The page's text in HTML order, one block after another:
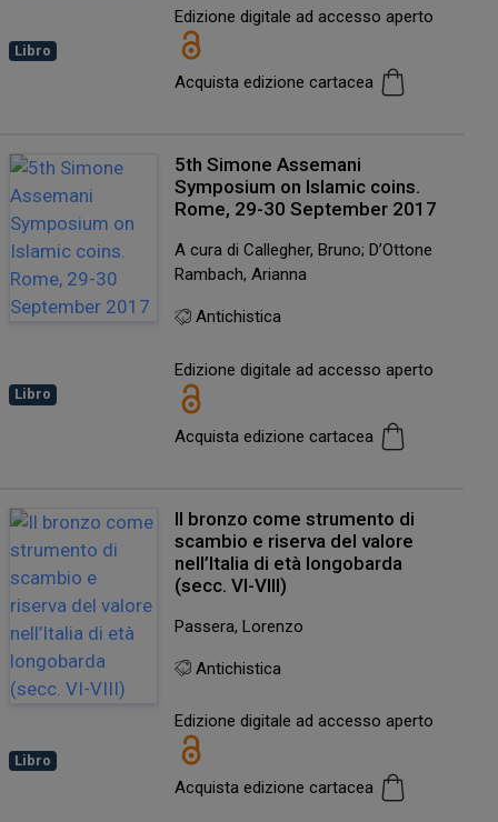
Libro
Edizione digitale ad accesso aperto
Acquista edizione cartacea
Libro
5th Simone Assemani
Symposium on Islamic coins.
Rome, 29-30 September 2017
A cura di Callegher, Bruno; D’Ottone
Rambach, Arianna
Antichistica
Edizione digitale ad accesso aperto
Acquista edizione cartacea
Libro
Il bronzo come strumento di
scambio e riserva del valore
nell’Italia di età longobarda
(secc. VI-VIII)
Passera, Lorenzo
Antichistica
Edizione digitale ad accesso aperto
Acquista edizione cartacea